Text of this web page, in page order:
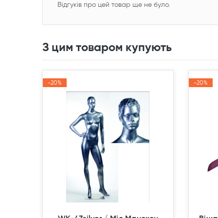
Відгуків про цей товар ще не було.
З цим товаром купують
-20%
-20% -20%
-20%